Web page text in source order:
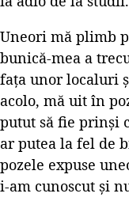
Uneori mă plimb
bunică-mea a
fața unor localuri
acolo, mă uit în
putut să fie prinși
ar putea la fel de
pozele expuse
i-am cunoscut și